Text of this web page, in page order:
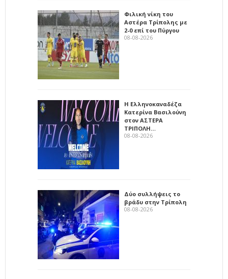
Φιλική νίκη του
Αστέρα Τρίπολης με
2-0 επί του Πύργου
08-08-2026
Η Ελληνοκαναδέζα
Κατερίνα Βασιλούνη
στον ΑΣΤΕΡΑ
ΤΡΙΠΟΛΗ…
08-08-2026
Δύο συλλήψεις το
βράδυ στην Τρίπολη
08-08-2026